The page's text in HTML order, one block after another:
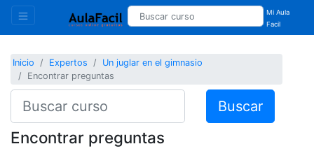
Mi Aula
Facil
Inicio Expertos
Un juglar en el gimnasio
Encontrar preguntas
Buscar
Encontrar preguntas